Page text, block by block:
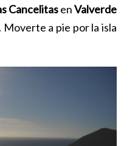
CancelitasenValverde
Moverte a pie por la isla